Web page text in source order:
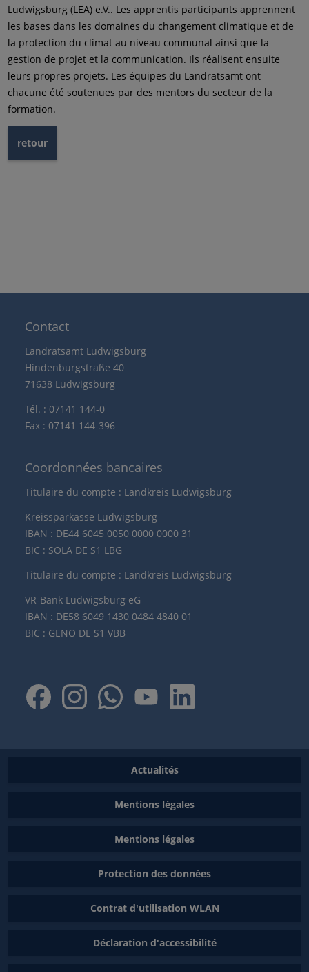
Ludwigsburg (LEA) e.V.. Les apprentis participants apprennent
les bases dans les domaines du changement climatique et de
la protection du climat au niveau communal ainsi que la
gestion de projet et la communication. Ils réalisent ensuite
leurs propres projets. Les équipes du Landratsamt ont
chacune été soutenues par des mentors du secteur de la
formation.
retour
Contact
Landratsamt Ludwigsburg
Hindenburgstraße 40
71638 Ludwigsburg
Tél. : 07141 144-0
Fax : 07141 144-396
Coordonnées bancaires
Titulaire du compte : Landkreis Ludwigsburg
Kreissparkasse Ludwigsburg
IBAN : DE44 6045 0050 0000 0000 31
BIC : SOLA DE S1 LBG
Titulaire du compte : Landkreis Ludwigsburg
VR-Bank Ludwigsburg eG
IBAN : DE58 6049 1430 0484 4840 01
BIC : GENO DE S1 VBB
Actualités
Mentions légales
Mentions légales
Protection des données
Contrat d'utilisation WLAN
Déclaration d'accessibilité